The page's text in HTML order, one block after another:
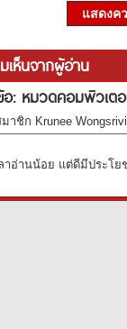
แสดงค
เห็นจากผู้อ่าน
อ: หมวดคอมพิวเต
าชิก Krunee
าอ่านน้อย แต่ดีมีประโย